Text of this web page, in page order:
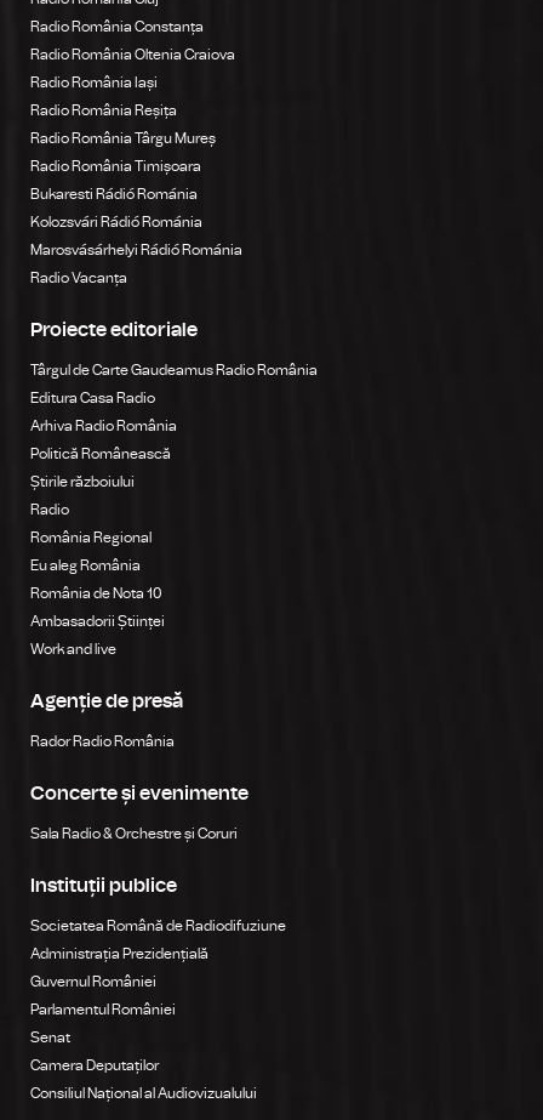
Radio România Constanța
Radio România Oltenia Craiova
Radio România Iași
Radio România Reșița
Radio România Târgu Mureș
Radio România Timișoara
Bukaresti Rádió Románia
Kolozsvári Rádió Románia
Marosvásárhelyi Rádió Románia
Radio Vacanța
Proiecte editoriale
Târgul de Carte Gaudeamus Radio România
Editura Casa Radio
Arhiva Radio România
Politică Românească
Știrile războiului
Radio
România Regional
Eu aleg România
România de Nota 10
Ambasadorii Științei
Work and live
Agenție de presă
Rador Radio România
Concerte și evenimente
Sala Radio & Orchestre și Coruri
Instituții publice
Societatea Română de Radiodifuziune
Administrația Prezidențială
Guvernul României
Parlamentul României
Senat
Camera Deputaților
Consiliul Național al Audiovizualului